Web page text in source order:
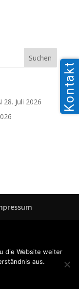
28. Juli 2026
Kontakt
die Website weiter
aus.